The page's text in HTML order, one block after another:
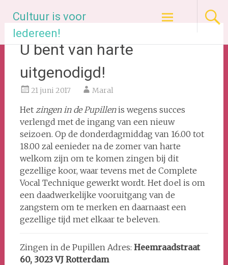
naar
inhoud
Cultuur is voor
Iedereen!
U bent van harte
uitgenodigd!
21 juni 2017 Maral
Het zingen in de Pupillenis wegens succes
verlengd met de ingang van een nieuw
seizoen. Op de donderdagmiddag van 16.00 tot
18.00 zal eenieder na de zomer van harte
welkom zijn om te komen zingen bij dit
gezellige koor, waar tevens met de Complete
Vocal Technique gewerkt wordt. Het doel is om
een daadwerkelijke vooruitgang van de
zangstem om te merken en daarnaast een
gezellige tijd met elkaar te beleven.
Zingen in de Pupillen Adres: Heemraadstraat
60, 3023 VJ Rotterdam